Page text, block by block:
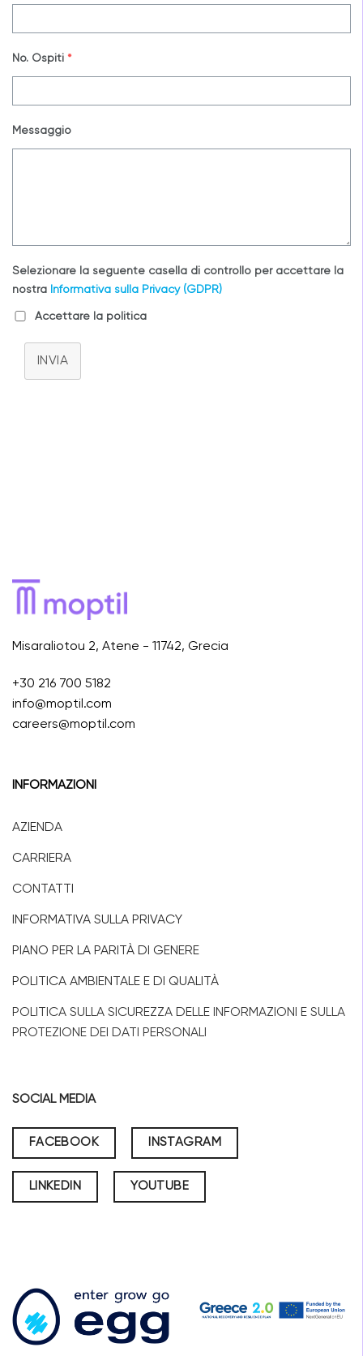
No. Ospiti *
Messaggio
Selezionare la seguente casella di controllo per accettare la
nostra Informativa sulla Privacy (GDPR)
Accettare la politica
INVIA
Misaraliotou 2, Atene - 11742, Grecia
+30 216 700 5182
info@moptil.com
careers@moptil.com
INFORMAZIONI
AZIENDA
CARRIERA
CONTATTI
INFORMATIVA SULLA PRIVACY
PIANO PER LA PARITÀ DI GENERE
POLITICA AMBIENTALE E DI QUALITÀ
POLITICA SULLA SICUREZZA DELLE INFORMAZIONI E SULLA
PROTEZIONE DEI DATI PERSONALI
SOCIAL MEDIA
FACEBOOK INSTAGRAM
LINKEDIN YOUTUBE